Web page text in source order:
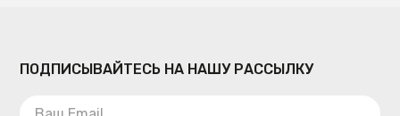
ПОДПИСЫВАЙТЕСЬ НА НАШУ РАССЫЛКУ